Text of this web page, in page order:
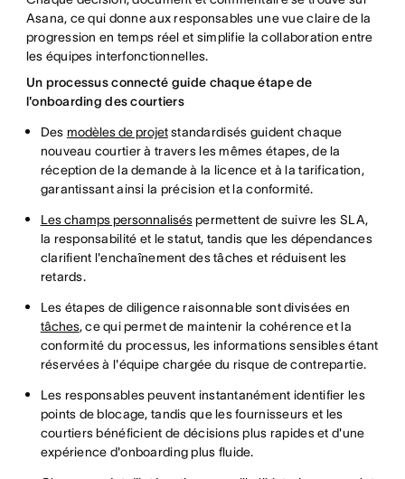
Asana, ce qui donne aux responsables une vue claire de la
progression en temps réel et simplifie la collaboration entre
les équipes interfonctionnelles.
Un processus connecté guide chaque étape de
l'onboarding des courtiers
Des modèles de projetstandardisés guident chaque
nouveau courtier à travers les mêmes étapes, de la
réception de la demande à la licence et à la tarification,
garantissant ainsi la précision et la conformité.
Les champs personnaliséspermettent de suivre les SLA,
la responsabilité et le statut, tandis que les dépendances
clarifient l'enchaînement des tâches et réduisent les
retards.
Les étapes de diligence raisonnable sont divisées en
tâches, ce qui permet de maintenir la cohérence et la
conformité du processus, les informations sensibles étant
réservées à l'équipe chargée du risque de contrepartie.
Les responsables peuvent instantanément identifier les
points de blocage, tandis que les fournisseurs et les
courtiers bénéficient de décisions plus rapides et d'une
expérience d'onboarding plus fluide.